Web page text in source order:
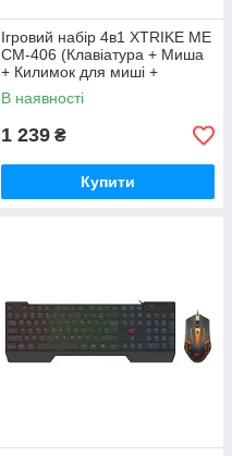
Ігровий набір 4в1 XTRIKE ME
CM-406 (Клавіатура + Миша
+ Килимок для миші +
Навушники)
В наявності
1 239 ₴
Купити